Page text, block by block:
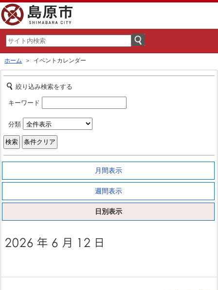
ホーム ＞ イベントカレンダー
絞り込み検索をする
キーワード
分類
月間表示
週間表示
日別表示